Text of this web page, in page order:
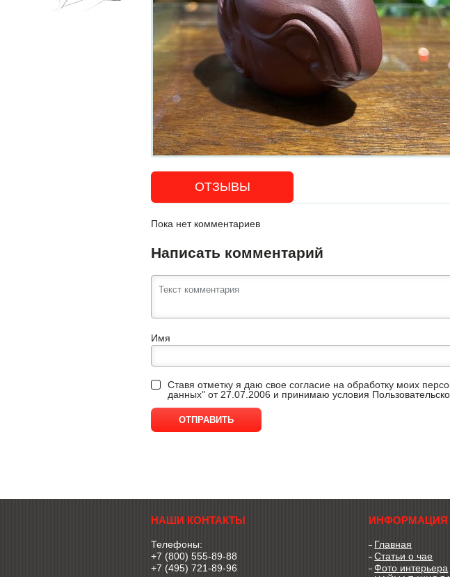
ОТЗЫВЫ
Пока нет комментариев
Написать комментарий
Имя
Ставя отметку я даю свое согласие на обработку моих
данных" от 27.07.2006 и принимаю условия
НАШИ КОНТАКТЫ
Телефоны:
+7 (800) 555-89-88
+7 (495) 721-89-96
ИНФОРМАЦИЯ
Главная
Статьи о чае
Фото интерьера